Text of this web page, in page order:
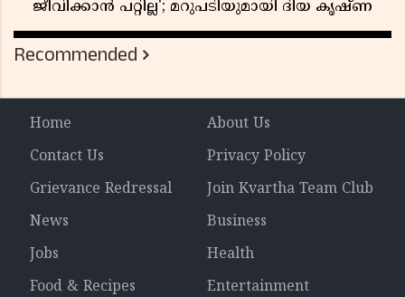
ജീവിക്കാൻ പറ്റില്ല'; മറുപടിയുമായി ദിയ കൃഷ്ണ
Recommended
Home
About Us
Contact Us
Privacy Policy
Grievance Redressal
Join Kvartha Team Club
News
Business
Jobs
Health
Food & Recipes
Entertainment